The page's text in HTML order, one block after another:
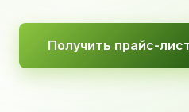
Получить прайс-